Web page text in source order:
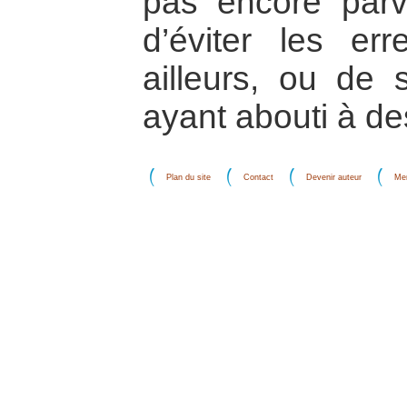
d’éviter les
ailleurs, ou de
ayant abouti à
Plan du site Contact Devenir auteur